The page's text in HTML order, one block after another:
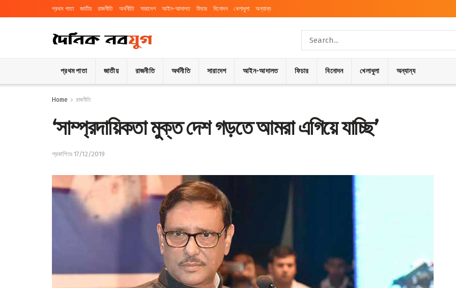
প্রথম পাতা জাতীয় রাজনীতি অর্থনীতি সারাদেশ আইন-আদালত ফিচার বিনোদন খেলাধুলা অন্যান্য
প্রথম পাতা জাতীয় রাজনীতি অর্থনীতি সারাদেশ আইন-আদালত ফিচার বিনোদন খেলাধুলা অন্যান্য
Home রাজনীতি
‘সাম্প্রদায়িকতা মুক্ত দেশ গড়তে আমরা এগিয়ে যাচ্ছি’
প্রকাশিতঃ 17/12/2019